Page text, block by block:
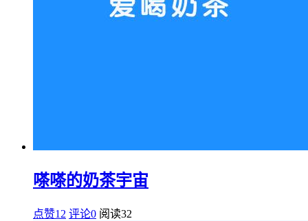
嗏嗏的奶茶宇宙
点赞12 评论0 阅读32